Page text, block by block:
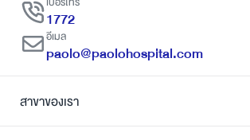
1772
อีเมล
paolo@paolohospital.com
สาขาของเรา